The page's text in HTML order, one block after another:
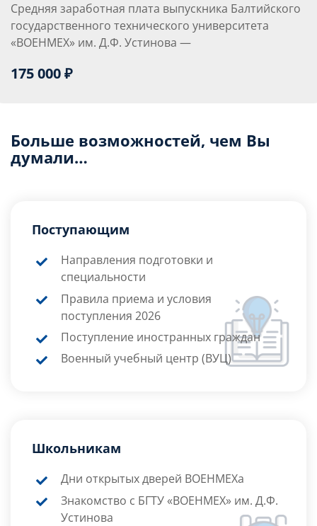
Средняя заработная плата выпускника Балтийского
государственного технического университета
«ВОЕНМЕХ» им. Д.Ф. Устинова —
175 000 ₽
Больше возможностей, чем Вы
думали…
Поступающим
Направления подготовки и
специальности
Правила приема и условия
поступления 2026
Поступление иностранных граждан
Военный учебный центр (ВУЦ)
Школьникам
Дни открытых дверей ВОЕНМЕХа
Знакомство с БГТУ «ВОЕНМЕХ» им. Д.Ф.
Устинова